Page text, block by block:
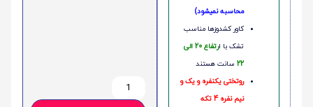
محاسبه نمیشود)
کاور کشدوزها مناسب
تشک با ا
رتفاع 20 الی
22 سانت هستند
روتختی یکنفره و یک و
نیم نفره 4 تکه